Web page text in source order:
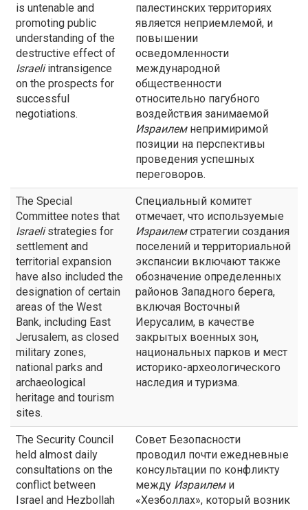
is untenable and
promoting public
understanding of the
destructive effect of
Israeliintransigence
on the prospects for
successful
negotiations.
палестинских территориях
является неприемлемой, и
повышении
осведомленности
международной
общественности
относительно пагубного
воздействия занимаемой
Израилемнепримиримой
позиции на перспективы
проведения успешных
переговоров.
The Special
Committee notes that
Israelistrategies for
settlement and
territorial expansion
have also included the
designation of certain
areas of the West
Bank, including East
Jerusalem, as closed
military zones,
national parks and
archaeological
heritage and tourism
sites.
Специальный комитет
отмечает, что используемые
Израилемстратегии создания
поселений и территориальной
экспансии включают также
обозначение определенных
районов Западного берега,
включая Восточный
Иерусалим, в качестве
закрытых военных зон,
национальных парков и мест
историко-археологического
наследия и туризма.
The Security Council
held almost daily
consultations on the
conflict between
Israel and Hezbollah
Совет Безопасности
проводил почти ежедневные
консультации по конфликту
между Израилеми
«Хезболлах», который возник